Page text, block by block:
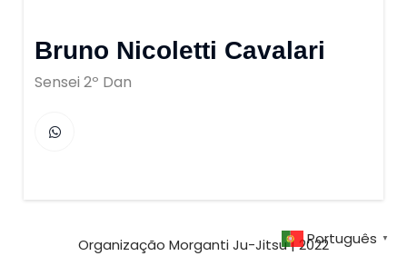
Bruno Nicoletti Cavalari
Sensei 2º Dan
Organização Morganti Ju-Jitsu | 2022Português ▼